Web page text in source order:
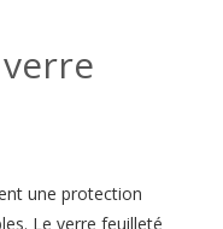
une protection
Le verre feuilleté